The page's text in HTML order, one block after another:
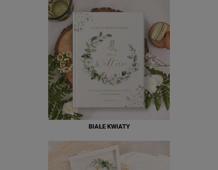
BIAŁE KWIATY